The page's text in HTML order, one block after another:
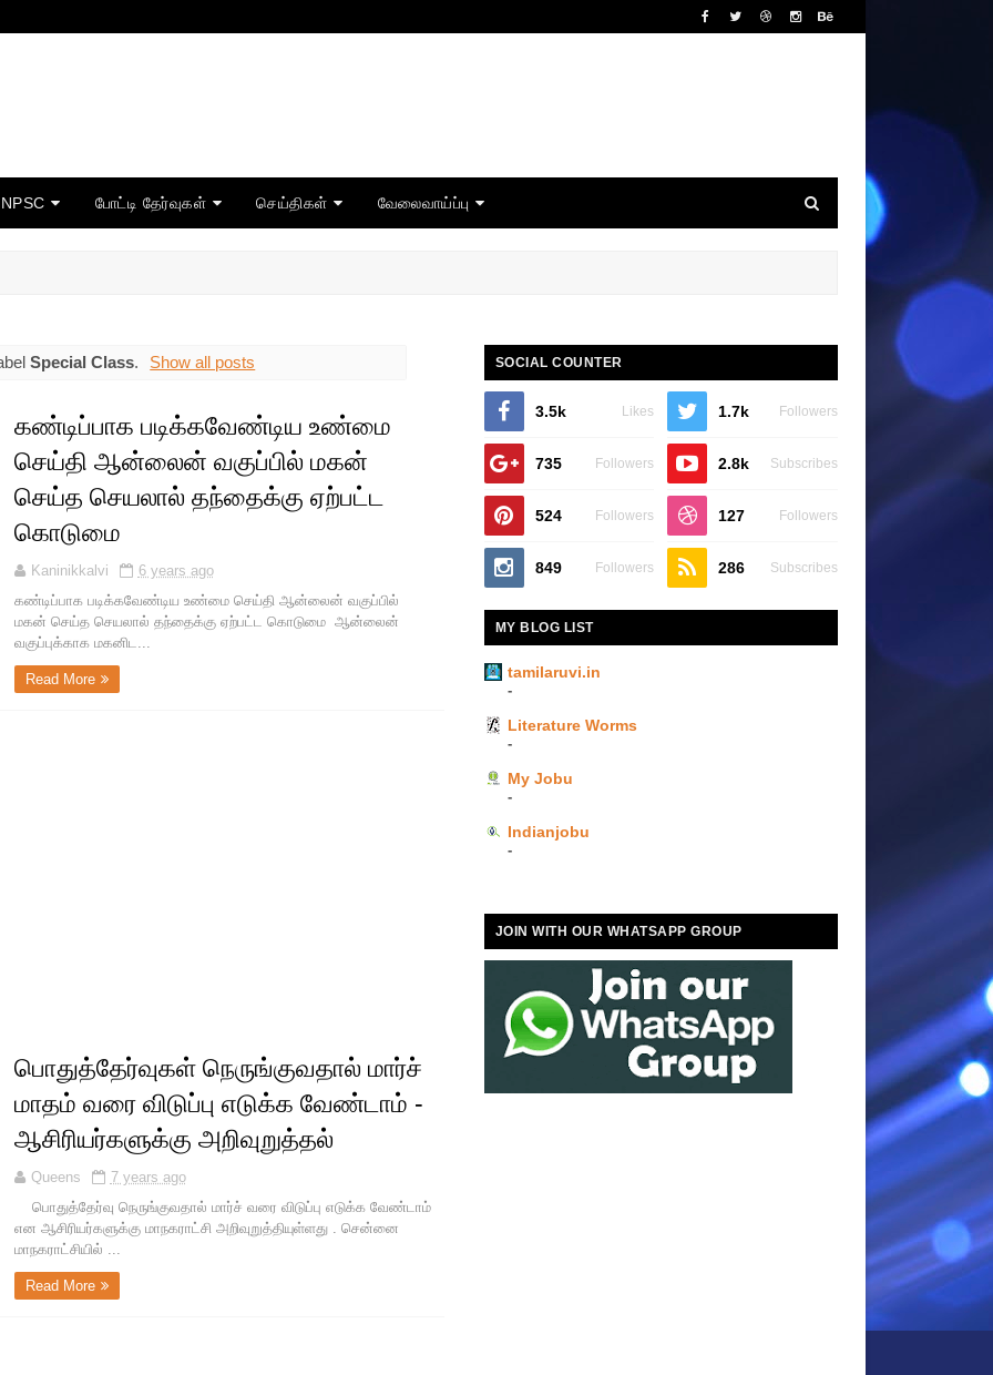
போட்டி தேர்வுகள் செய்திகள் வேலைவாய்ப்பு
Special Class. Show all posts
கண்டிப்பாக படிக்கவேண்டிய உண்மை
செய்தி ஆன்லைன் வகுப்பில் மகன்
செய்த செயலால் தந்தைக்கு ஏற்பட்ட
கொடுமை
Kaninikkalvi
6 years ago
கண்டிப்பாக படிக்கவேண்டிய உண்மை செய்தி ஆன்லைன் வகுப்பில்
மகன் செய்த செயலால் தந்தைக்கு ஏற்பட்ட கொடுமை ஆன்லைன்
வகுப்புக்காக மகனிட...
Read More
பொதுத்தேர்வுகள் நெருங்குவதால் மார்ச்
மாதம் வரை விடுப்பு எடுக்க வேண்டாம் -
ஆசிரியர்களுக்கு அறிவுறுத்தல்
Queens
7 years ago
பொதுத்தேர்வு நெருங்குவதால் மார்ச் வரை விடுப்பு எடுக்க வேண்டாம்
என ஆசிரியர்களுக்கு மாநகராட்சி அறிவுறுத்தியுள்ளது . சென்னை
மாநகராட்சியில் ...
Read More
SOCIAL COUNTER
3.5k Likes 1.7k Followers
735 Followers 2.8k Subscribes
524 Followers 127 Followers
849 Followers 286 Subscribes
MY BLOG LIST
tamilaruvi.in
-
Literature Worms
-
My Jobu
-
Indianjobu
-
JOIN WITH OUR WHATSAPP GROUP